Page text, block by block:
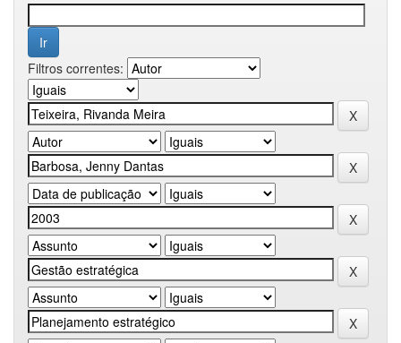
Filtros correntes: